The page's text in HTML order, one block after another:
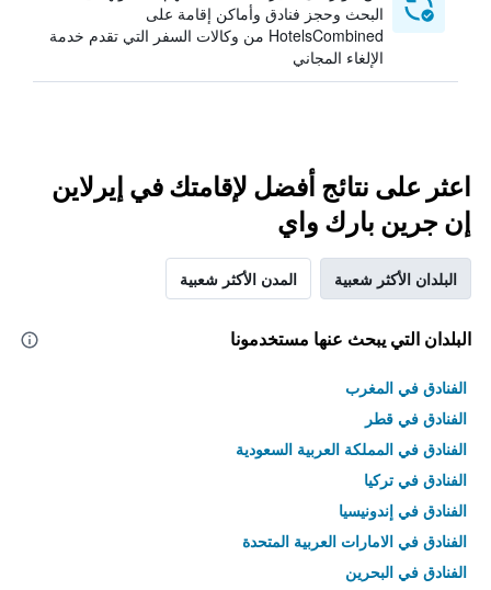
البحث وحجز فنادق وأماكن إقامة على
HotelsCombined من وكالات السفر التي تقدم خدمة
الإلغاء المجاني
اعثر على نتائج أفضل لإقامتك في إيرلاين
إن جرين بارك واي
البلدان الأكثر شعبية المدن الأكثر شعبية
البلدان التي يبحث عنها مستخدمونا
الفنادق في المغرب
الفنادق في قطر
الفنادق في المملكة العربية السعودية
الفنادق في تركيا
الفنادق في إندونيسيا
الفنادق في الامارات العربية المتحدة
الفنادق في البحرين